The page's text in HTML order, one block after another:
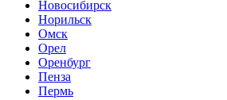
Новосибирск
Норильск
Омск
Орел
Оренбург
Пенза
Пермь